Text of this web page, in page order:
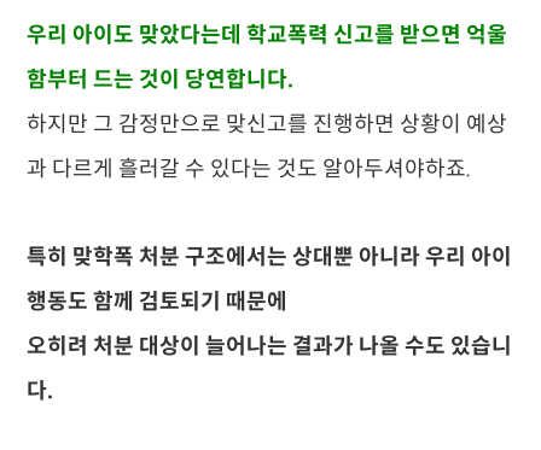
우리 아이도 맞았다는데 학교폭력 신고를 받으면 억울
함부터 드는 것이 당연합니다.
하지만 그 감정만으로 맞신고를 진행하면 상황이 예상
과 다르게 흘러갈 수 있다는 것도 알아두셔야하죠.
특히 맞학폭 처분 구조에서는 상대뿐 아니라 우리 아이
행동도 함께 검토되기 때문에
오히려 처분 대상이 늘어나는 결과가 나올 수도 있습니
다.